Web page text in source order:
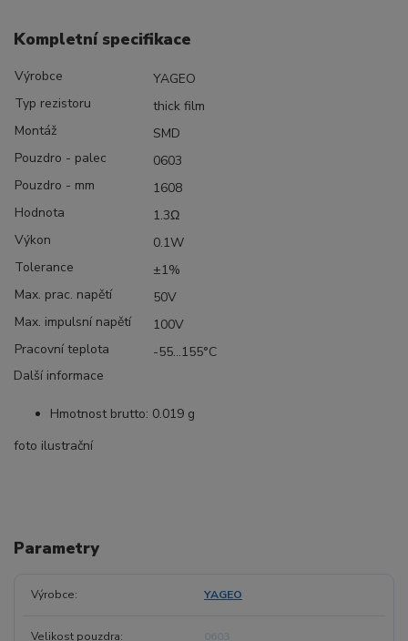
Kompletní specifikace
Výrobce
YAGEO
Typ rezistoru
thick film
Montáž
SMD
Pouzdro - palec
0603
Pouzdro - mm
1608
Hodnota
1.3Ω
Výkon
0.1W
Tolerance
±1%
Max. prac. napětí
50V
Max. impulsní napětí
100V
Pracovní teplota
-55...155°C
Další informace
Hmotnost brutto: 0.019 g
foto ilustrační
Parametry
Výrobce YAGEO
Velikost pouzdra